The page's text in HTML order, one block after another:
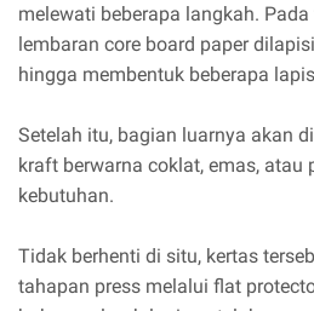
melewati beberapa langkah.
lembaran core board paper
hingga membentuk beberapa
Setelah itu, bagian luarnya akan
kraft berwarna coklat, emas, atau
kebutuhan.
Tidak berhenti di situ, kertas
tahapan press melalui flat